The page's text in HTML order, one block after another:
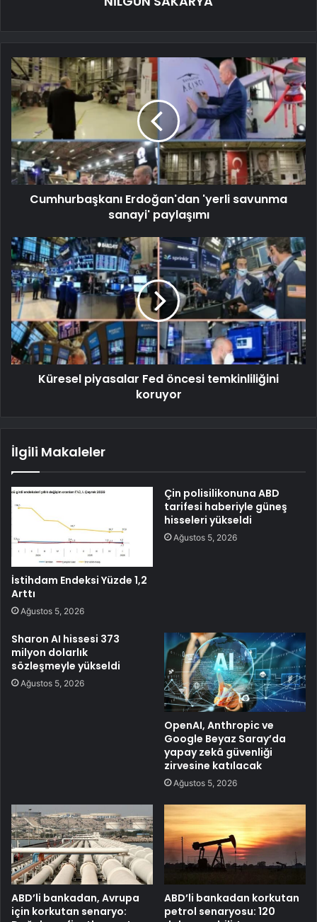
Cumhurbaşkanı Erdoğan'dan 'yerli savunma
sanayi' paylaşımı
Küresel piyasalar Fed öncesi temkinliliğini
koruyor
İlgili Makaleler
İstihdam Endeksi Yüzde 1,2
Arttı
Ağustos 5, 2026
Çin polisilikonuna ABD
tarifesi haberiyle güneş
hisseleri yükseldi
Ağustos 5, 2026
Sharon AI hissesi 373
milyon dolarlık
sözleşmeyle yükseldi
Ağustos 5, 2026
OpenAI, Anthropic ve
Google Beyaz Saray’da
yapay zekâ güvenliği
zirvesine katılacak
Ağustos 5, 2026
ABD’li bankadan, Avrupa
için korkutan senaryo:
ABD’li bankadan korkutan
petrol senaryosu: 120